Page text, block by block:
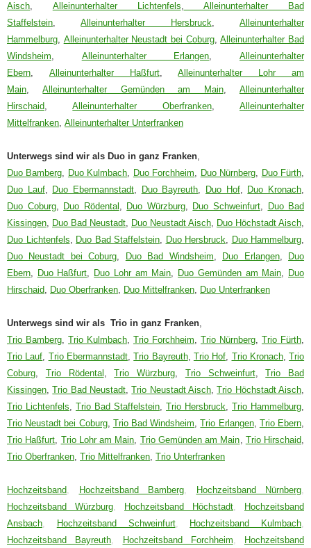
Aisch, Alleinunterhalter Lichtenfels, Alleinunterhalter Bad
Staffelstein,Alleinunterhalter Hersbruck,Alleinunterhalter
Hammelburg, Alleinunterhalter Neustadt bei Coburg,Alleinunterhalter Bad
Windsheim, Alleinunterhalter Erlangen,Alleinunterhalter
Ebern, Alleinunterhalter Haßfurt,Alleinunterhalter Lohr am
Main,Alleinunterhalter Gemünden am Main,Alleinunterhalter
Hirschaid,Alleinunterhalter Oberfranken,Alleinunterhalter
Mittelfranken, Alleinunterhalter Unterfranken
Unterwegs sind wir als Duo in ganz Franken,
Duo Bamberg, Duo Kulmbach, Duo Forchheim, Duo Nürnberg, Duo Fürth,
Duo Lauf, Duo Ebermannstadt, Duo Bayreuth, Duo Hof, Duo Kronach,
Duo Coburg, Duo Rödental , Duo Würzburg, Duo Schweinfurt,
Duo Bad
Kissingen, Duo Bad Neustadt, Duo Neustadt Aisch, Duo Höchstadt Aisch,
Duo Lichtenfels, Duo Bad Staffelstein, Duo Hersbruck, Duo Hammelburg,
Duo Neustadt bei Coburg, Duo Bad Windsheim, Duo Erlangen,
Duo
Ebern, Duo Haßfurt, Duo Lohr am Main, Duo Gemünden am Main, Duo
Hirschaid, Duo Oberfranken, Duo Mittelfranken, Duo Unterfranken
Unterwegs sind wir als Trio in ganz Franken,
Trio Bamberg, Trio Kulmbach, Trio Forchheim, Trio Nürnberg, Trio Fürth,
Trio Lauf, Trio Ebermannstadt,Trio Bayreuth, Trio Hof, Trio Kronach,Trio
Coburg, Trio Rödental ,Trio Würzburg, Trio Schweinfurt,Trio Bad
Kissingen,Trio Bad Neustadt,Trio Neustadt Aisch,Trio Höchstadt Aisch,
Trio Lichtenfels, Trio Bad Staffelstein, Trio Hersbruck, Trio Hammelburg,
Trio Neustadt bei Coburg, Trio Bad Windsheim,Trio Erlangen, Trio Ebern,
Trio Haßfurt, Trio Lohr am Main, Trio Gemünden am Main, Trio Hirschaid,
Trio Oberfranken, Trio Mittelfranken, Trio Unterfranken
Hochzeitsband, Hochzeitsband Bamberg, Hochzeitsband Nürnberg,
Hochzeitsband Würzburg, Hochzeitsband Höchstadt,
Hochzeitsband
Ansbach, Hochzeitsband Schweinfurt, Hochzeitsband Kulmbach,
Hochzeitsband Bayreuth, Hochzeitsband Forchheim, Hochzeitsband